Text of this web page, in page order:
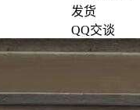
发货
QQ交谈